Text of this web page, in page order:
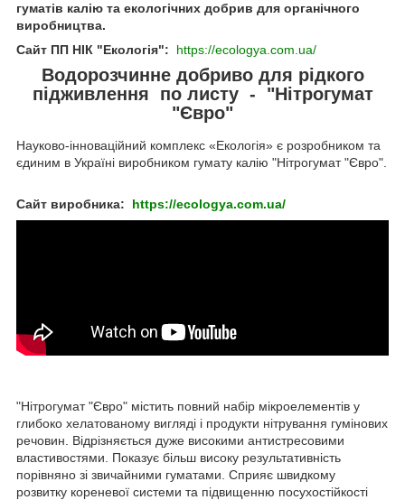
гуматів калію та екологічних добрив для органічного
виробництва.
Сайт ПП НІК "Екологія": https://ecologya.com.ua/
Водорозчинне добриво для рідкого
підживлення по листу - "Нітрогумат
"Євро"
Науково-інноваційний комплекс «Екологія» є розробником та
єдиним в Україні виробником гумату калію "Нітрогумат "Євро".
Сайт виробника: https://ecologya.com.ua/
"Нітрогумат "Євро" містить повний набір мікроелементів у
глибоко хелатованому вигляді і продукти нітрування гумінових
речовин. Відрізняється дуже високими антистресовими
властивостями. Показує більш високу результативність
порівняно зі звичайними гуматами. Сприяє швидкому
розвитку кореневої системи та підвищенню посухостійкості